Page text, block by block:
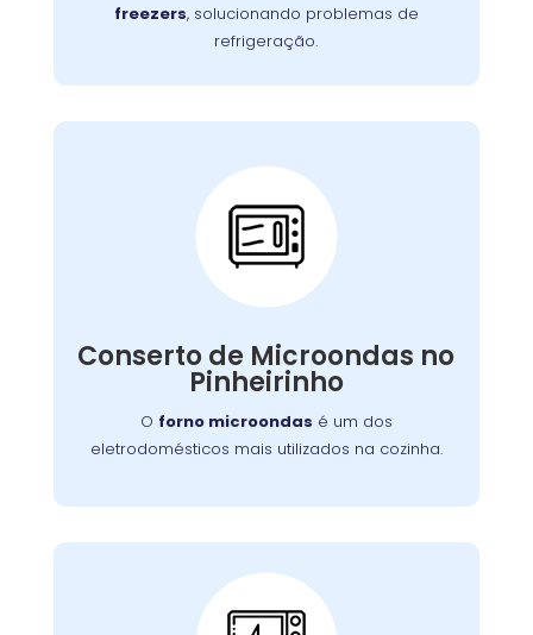
freezers, solucionando problemas de
refrigeração.
Conserto de Microondas no
Pinheirinho
O forno microondas é um dos
eletrodomésticos mais utilizados na cozinha.
Conserto de
Microondas:
Se o seu aparelho apresenta problemas como
equipe está preparada para consertá-lo com
eficiência, garantindo sua funcionalidade no